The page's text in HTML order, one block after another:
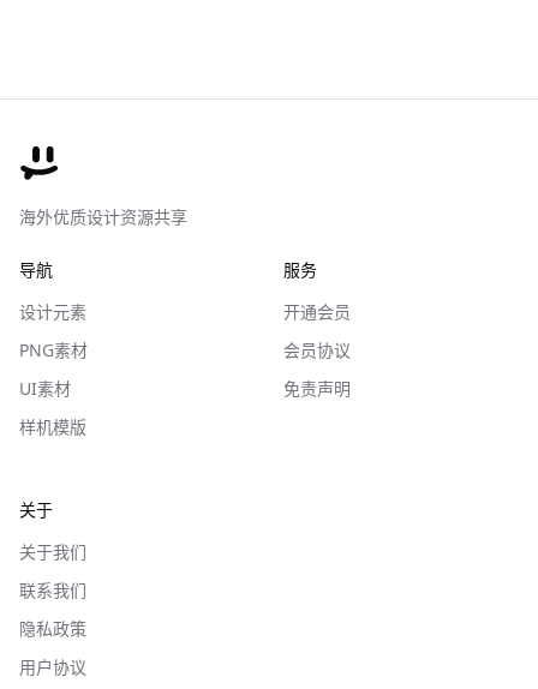
海外优质设计资源共享
导航
设计元素
PNG素材
UI素材
样机模版
服务
开通会员
会员协议
免责声明
关于
关于我们
联系我们
隐私政策
用户协议